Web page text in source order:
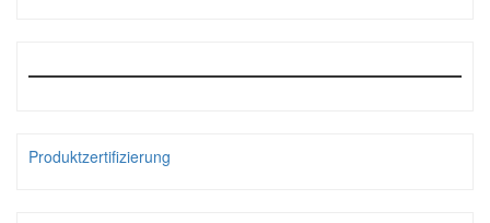
Produktzertifizierung